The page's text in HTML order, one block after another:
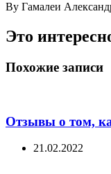
By Гамалеи
Это
Похожие записи
Отзывы о том,
21.02.2022